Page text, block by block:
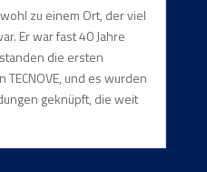
zu einem Ort, der viel
Er war fast 40 Jahre
die ersten
und es wurden
geknüpft, die weit